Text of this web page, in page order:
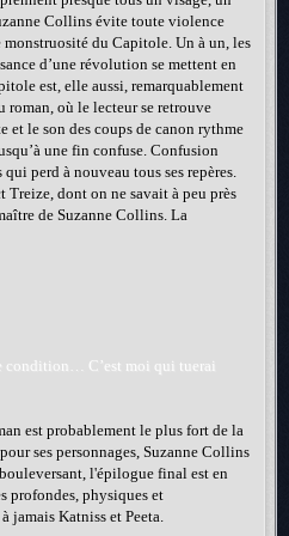
Collins évite toute violence
du Capitole. Un à un, les
d’une révolution se mettent en
est, elle aussi, remarquablement
où le lecteur se retrouve
et le son des coups de canon rythme
une fin confuse. Confusion
perd à nouveau tous ses repères.
dont on ne savait à peu près
de Suzanne Collins. La
condition… C’est moi qui tuerai
est probablement le plus fort de la
ses personnages, Suzanne Collins
l'épilogue final est en
profondes, physiques et
jamais Katniss et Peeta.